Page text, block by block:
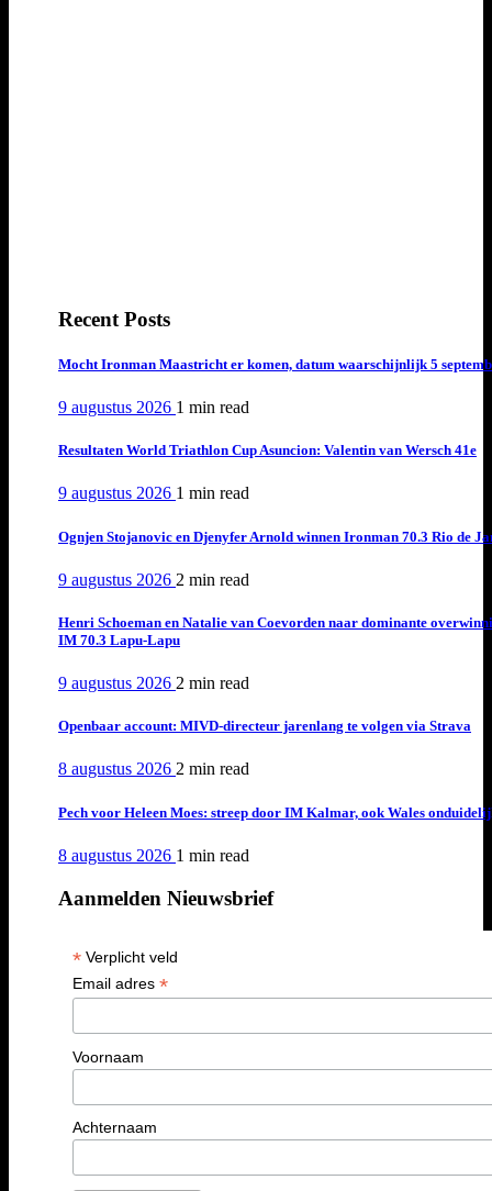
Recent Posts
Mocht Ironman Maastricht er komen, datum waarschijnlijk 5
9 augustus 2026 1 min read
Resultaten World Triathlon Cup Asuncion: Valentin van Wersch 41e
9 augustus 2026 1 min read
Ognjen Stojanovic en Djenyfer Arnold winnen Ironman 70.3 Rio de
9 augustus 2026 2 min read
Henri Schoeman en Natalie van Coevorden naar dominante
IM 70.3 Lapu-Lapu
9 augustus 2026 2 min read
Openbaar account: MIVD-directeur jarenlang te volgen via Strava
8 augustus 2026 2 min read
Pech voor Heleen Moes: streep door IM Kalmar, ook Wales
8 augustus 2026 1 min read
Aanmelden Nieuwsbrief
*Verplicht veld
Email adres *
Voornaam
Achternaam